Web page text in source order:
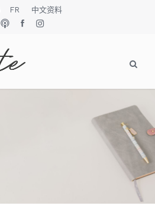
FR 中文资料